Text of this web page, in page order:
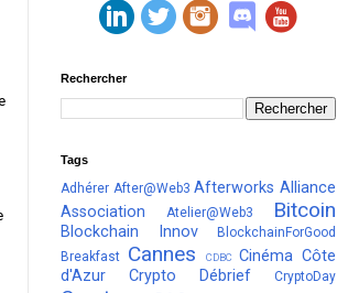
Rechercher
Tags
Adhérer After@Web3 Afterworks Alliance
Association
Atelier@Web3 Bitcoin
Blockchain Innov
BlockchainForGood
Breakfast Cannes CDBC Cinéma Côte
d'Azur
Crypto Débrief CryptoDay